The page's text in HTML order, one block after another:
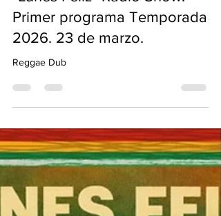
"Lunes Feliz" Radio Show.